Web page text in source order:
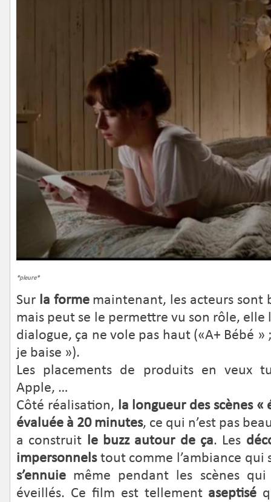
*pleure*
Sur la formemaintenant, les acteurs sont
mais peut se le permettre vu son rôle, elle
dialogue, ça ne vole pas haut («A+ Bébé »
je baise »).
Les placements de produits en veux
Apple, …
Côté réalisation, la longueur des scènes
évaluée à 20 minutes, ce qui n’est pas
a construit le buzz autour de ça. Les
impersonnelstout comme l’ambiance qui
s’ennuie même pendant les scènes
éveillés. Ce film est tellement aseptisé